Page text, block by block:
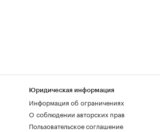
Юридическая информация
Информация об ограничениях
О соблюдении авторских прав
Пользовательское соглашение